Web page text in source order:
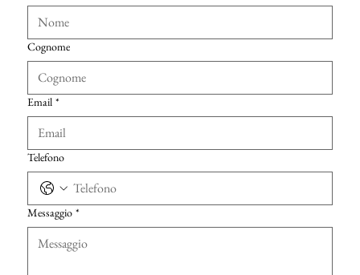
Cognome
Email *
Telefono
Messaggio *